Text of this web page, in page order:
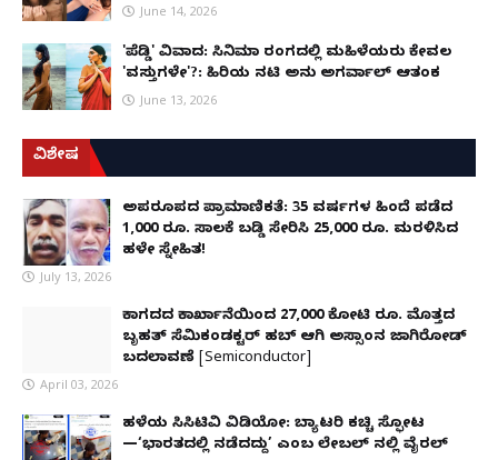
June 14, 2026
'ಪೆಡ್ಡಿ' ವಿವಾದ: ಸಿನಿಮಾ ರಂಗದಲ್ಲಿ ಮಹಿಳೆಯರು ಕೇವಲ
'ವಸ್ತುಗಳೇ'?: ಹಿರಿಯ ನಟಿ ಅನು ಅಗರ್ವಾಲ್ ಆತಂಕ
June 13, 2026
ವಿಶೇಷ
ಅಪರೂಪದ ಪ್ರಾಮಾಣಿಕತೆ: 35 ವರ್ಷಗಳ ಹಿಂದೆ ಪಡೆದ
1,000 ರೂ. ಸಾಲಕ್ಕೆ ಬಡ್ಡಿ ಸೇರಿಸಿ 25,000 ರೂ. ಮರಳಿಸಿದ
ಹಳೇ ಸ್ನೇಹಿತ!
July 13, 2026
ಕಾಗದದ ಕಾರ್ಖಾನೆಯಿಂದ 27,000 ಕೋಟಿ ರೂ. ಮೊತ್ತದ
ಬೃಹತ್ ಸೆಮಿಕಂಡಕ್ಟರ್ ಹಬ್ ಆಗಿ ಅಸ್ಸಾಂನ ಜಾಗಿರೋಡ್
ಬದಲಾವಣೆ [Semiconductor]
April 03, 2026
ಹಳೆಯ ಸಿಸಿಟಿವಿ ವಿಡಿಯೋ: ಬ್ಯಾಟರಿ ಕಚ್ಚಿ ಸ್ಫೋಟ
—‘ಭಾರತದಲ್ಲಿ ನಡೆದದ್ದು’ ಎಂಬ ಲೇಬಲ್ ನಲ್ಲಿ ವೈರಲ್